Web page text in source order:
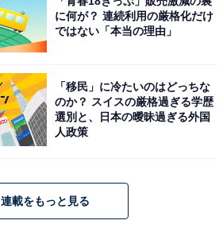
に何が？ 連続利用の厳格化だけ
ではない「本当の理由」
「移民」に冷たいのはどっちな
のか？ スイスの厳格過ぎる学歴
選別と、日本の曖昧過ぎる外国
人政策
連載をもっと見る